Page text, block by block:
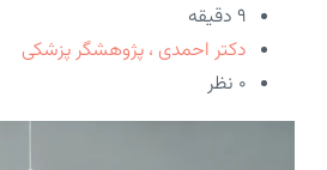
9 دقیقه
دکتر احمدی ، پژوهشگر پزشکی
۰ نظر